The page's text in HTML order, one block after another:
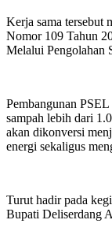
Kerja sama tersebut
Nomor 109 Tahun
Melalui Pengolahan
Pembangunan
sampah lebih dari
akan dikonversi
energi sekaligus
Turut hadir pada
Bupati Deliserdang